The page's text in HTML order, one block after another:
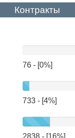
Контракты
76 - [0%]
733 - [4%]
2838 - [16%]